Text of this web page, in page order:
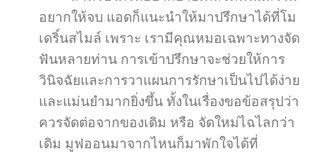
อยากให้จบ แอดก็แนะนำให้มาปรึกษาได้ที่โม
เดริ์นสไมล์ เพราะ เรามีคุณหมอเฉพาะทางจัด
ฟันหลายท่าน การเข้าปรึกษาจะช่วยให้การ
วินิจฉัยและการวาแผนการรักษาเป็นไปได้ง่าย
และแม่นยำมากยิ่งขึ้น ทั้งในเรื่องขอข้อสรุปว่า
ควรจัดต่อจากของเดิม หรือ จัดใหม่ไฉไลกว่า
เดิม มูฟออนมาจากไหนก็มาพักใจได้ที่